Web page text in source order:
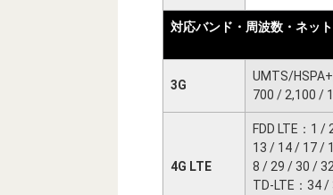
対応バンド・周波数・ネッ
3G
UMTS/
700 / 2,100 /
4G LTE
FDD LTE：1
13 / 14 / 17 /
8 / 29 / 30 /
TD-LTE：34